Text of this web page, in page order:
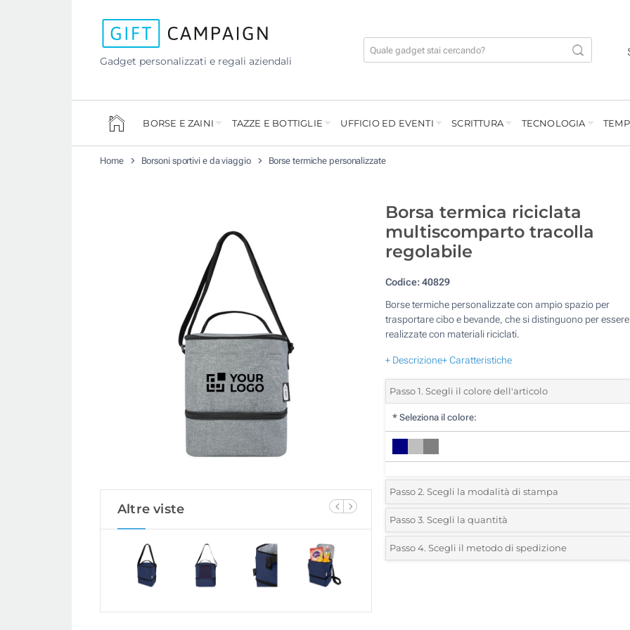
Gadget personalizzati e regali aziendali
BORSE E ZAINI TAZZE E BOTTIGLIE UFFICIO ED EVENTI SCRITTURA TECNOLOGIA
Home Borsoni sportivi e da viaggio Borse termiche personalizzate
Altre viste
Borsa termica riciclata
multiscomparto tracolla
regolabile
Codice: 40829
Borse termiche personalizzate con ampio spazio per
trasportare cibo e bevande, che si distinguono per essere
realizzate con materiali riciclati.
+ Descrizione+ Caratteristiche
Passo 1. Scegli il colore dell'articolo
* Seleziona il colore:
Passo 2. Scegli la modalità di stampa
*Seleziona la posizione di stampa e il colore del vostro
1 Colore (Davanti)
Passo 3. Scegli la quantità
*Quantità desiderata:
Passo 4. Scegli il metodo di spedizione